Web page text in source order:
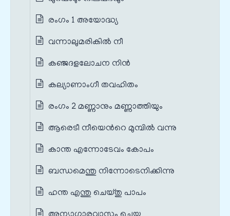
രംഗം 1 അയോദ്ധ്യ
വന്നാലുമരികില്‍ നീ
കഞ്ജദളലോചന നിന്‍
കല്യാണാംഗീ തവഹിതം
രംഗം 2 മണ്ണാനും മണ്ണാത്തിയും
ആരെടീ നീയെന്‍റെ മുമ്പില്‍ വന്നു
കാന്ത എന്നോടേവം കോപം
ബന്ധമെന്തു നിന്നോടെനിക്കിന്നു
ഹന്ത എന്തു ചെയ്തു പാപം